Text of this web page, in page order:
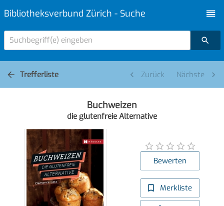
Bibliotheksverbund Zürich - Suche
Suchbegriff(e) eingeben
Trefferliste Zurück Nächste
Buchweizen
die glutenfreie Alternative
Bewerten
Merkliste